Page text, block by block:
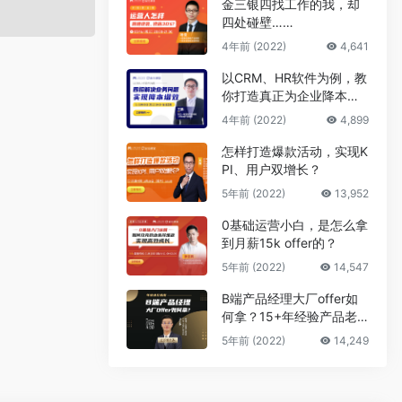
金三银四找工作的我，却
四处碰壁……
4年前 (2022) 4,641
以CRM、HR软件为例，教
你打造真正为企业降本增
效的B端产品
4年前 (2022) 4,899
怎样打造爆款活动，实现K
PI、用户双增长？
5年前 (2022) 13,952
0基础运营小白，是怎么拿
到月薪15k offer的？
5年前 (2022) 14,547
B端产品经理大厂offer如
何拿？15+年经验产品老
司机告诉你答案
5年前 (2022) 14,249